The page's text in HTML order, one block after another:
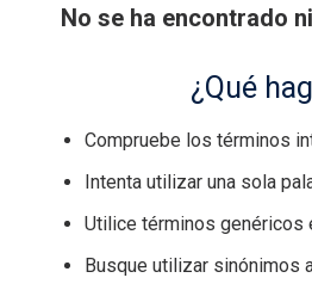
No se ha encontrado
¿Qué
Compruebe los términos
Intenta utilizar una sola
Utilice términos genéricos
Busque utilizar sinónimos
3.
mujer
5.
6.
7.
xt-6
8.
new
9.